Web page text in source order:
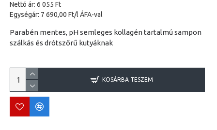
Nettó ár: 6 055 Ft
Egységár: 7 690,00 Ft/l ÁFA-val
Parabén mentes, pH semleges kollagén tartalmú sampon
szálkás és drótszőrű kutyáknak
KOSÁRBA TESZEM